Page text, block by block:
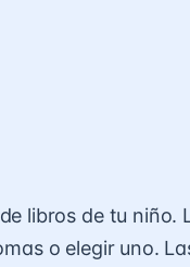
libros de tu niño.
o elegir uno.